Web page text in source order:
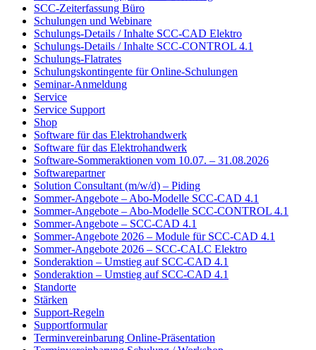
SCC-Zeiterfassung Büro
Schulungen und Webinare
Schulungs-Details / Inhalte SCC-CAD Elektro
Schulungs-Details / Inhalte SCC-CONTROL 4.1
Schulungs-Flatrates
Schulungskontingente für Online-Schulungen
Seminar-Anmeldung
Service
Service Support
Shop
Software für das Elektrohandwerk
Software für das Elektrohandwerk
Software-Sommeraktionen vom 10.07. – 31.08.2026
Softwarepartner
Solution Consultant (m/w/d) – Piding
Sommer-Angebote – Abo-Modelle SCC-CAD 4.1
Sommer-Angebote – Abo-Modelle SCC-CONTROL 4.1
Sommer-Angebote – SCC-CAD 4.1
Sommer-Angebote 2026 – Module für SCC-CAD 4.1
Sommer-Angebote 2026 – SCC-CALC Elektro
Sonderaktion – Umstieg auf SCC-CAD 4.1
Sonderaktion – Umstieg auf SCC-CAD 4.1
Standorte
Stärken
Support-Regeln
Supportformular
Terminvereinbarung Online-Präsentation